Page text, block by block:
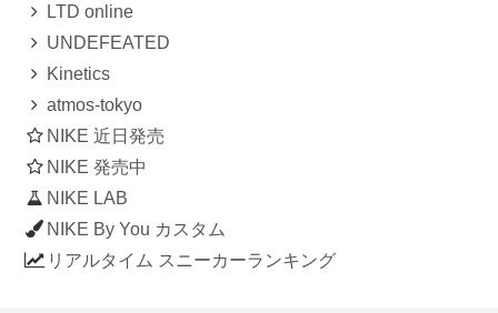
LTD online
UNDEFEATED
Kinetics
atmos-tokyo
NIKE 近日発売
NIKE 発売中
NIKE LAB
NIKE By You カスタム
リアルタイム スニーカーランキング